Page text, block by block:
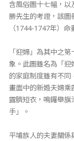
含風俗圖十七幅，以
勝先生的考證，該
（1744-1747年）命
「迎婦」為其中之
象。此圖雖名為「迎
的家庭制度雖有不同
畫面中的新婚夫婦
露臍短衣，鳴鑼舉
手」。
平埔族人的夫妻關